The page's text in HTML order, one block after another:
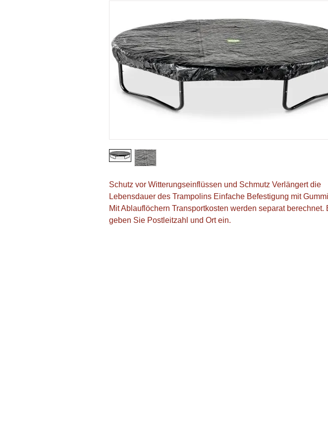
Schutz vor Witterungseinflüssen und Schmutz Verlängert die
Lebensdauer des Trampolins Einfache Befestigung mit
Mit Ablauflöchern Transportkosten werden separat berechnet.
geben Sie Postleitzahl und Ort ein.